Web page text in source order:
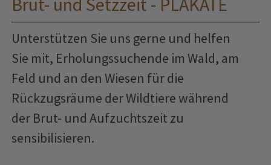
Unterstützen Sie uns gerne und helfen
Sie mit, Erholungssuchende im Wald, am
Feld und an den Wiesen für die
Rückzugsräume der Wildtiere während
der Brut- und Aufzuchtszeit zu
sensibilisieren.